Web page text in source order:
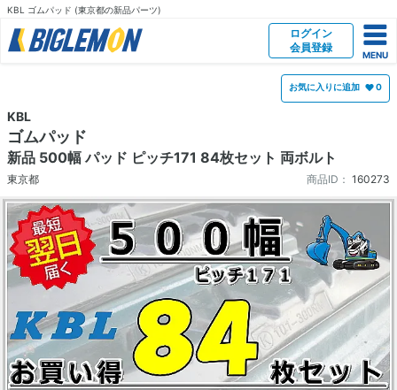
KBL ゴムパッド (東京都の新品パーツ)
ログイン
会員登録
お気に入りに追加 0
KBL
ゴムパッド
新品 500幅 パッド ピッチ171 84枚セット 両ボルト
東京都 商品ID： 160273